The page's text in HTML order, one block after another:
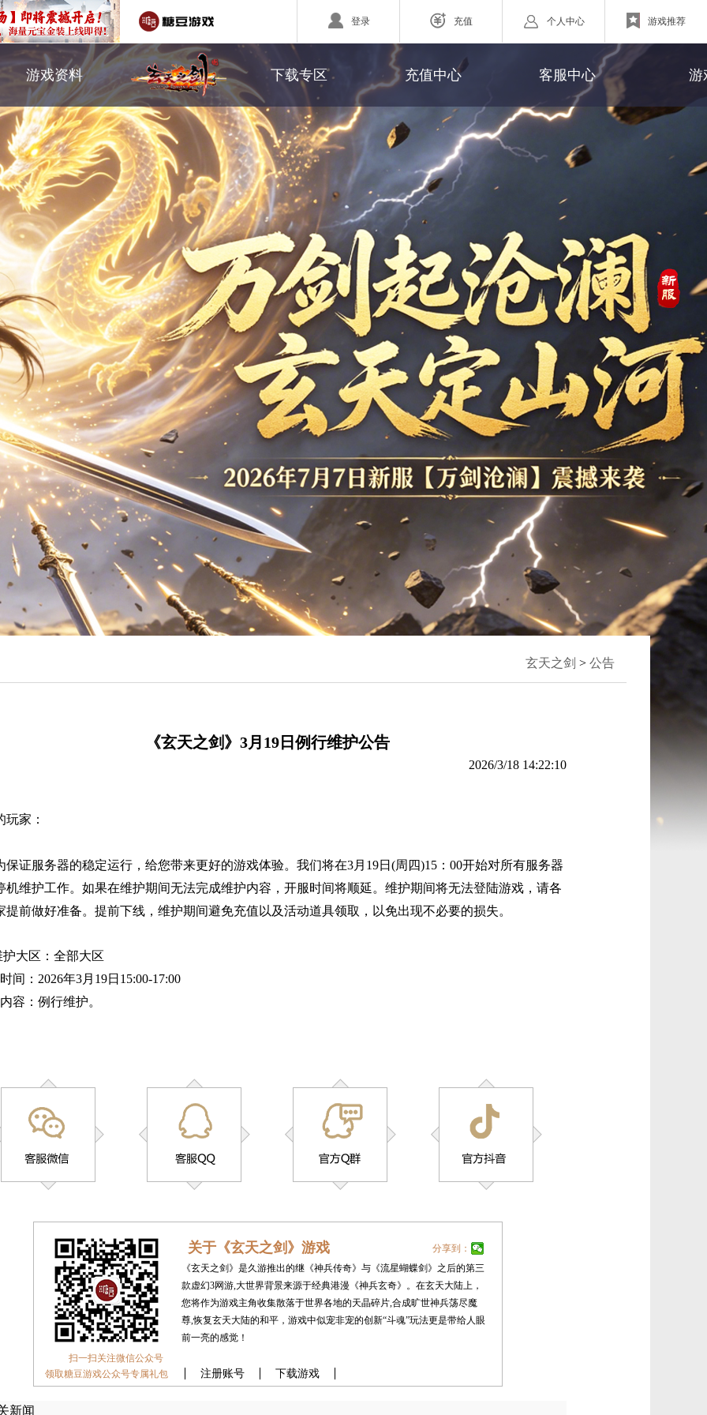
游戏推荐
个人中心
充值
登录
《秦始皇ol》国庆大服
国战的号角已经打响
【醉八仙】新派回合制
八仙过海故事背景
【北欧战纪】北欧神话为世界观
小体量好上手
注册账号 客服中心
回合制游戏
醉红楼
醉八仙
游】神兽版
国战游戏
秦始皇
斗神
特色游戏
勇士无双
网页游戏
ZAZA超级英雄
游戏资料 下载专区 充值中心 客服中心 游
职业介绍
副本系统
转职系统
补丁下载 充值查询
充值帮助
官方微博
玄天之剑 > 公告
《玄天之剑》3月19日例行维护公告
2026/3/18 14:22:10
玩家：
保证服务器的稳定运行，给您带来更好的游戏体验。我们将在3月19日 (周四)15：00开始对所有服务器
机维护工作。如果在维护期间无法完成维护内容，开服时间将顺延。维护期间将无法登陆游戏， 请各
提前做好准备。 提前下线， 维护期间避免充值以及活动道具领取，以免出现不必要的损失。
护大区：全部大区
间： 2026年3月19日15:00-17:00
容：例行维护。
扫一扫关注微信公众号
领取糖豆游戏公众号专属礼包
关于《玄天之剑》游戏
注册账号 下载游戏
《玄天之剑》是久游推出的继《神兵传奇》与《流星蝴蝶剑》之后的第三
款虚幻3网游,大世界背景来源于经典港漫《神兵玄奇》。在玄天大陆上，
您将作为游戏主角收集散落于世界各地的天晶碎片,合成旷世神兵荡尽魔
尊,恢复玄天大陆的和平，游戏中似宠非宠的创新“斗魂”玩法更是带给人眼
前一亮的感觉！
分享到：
新闻